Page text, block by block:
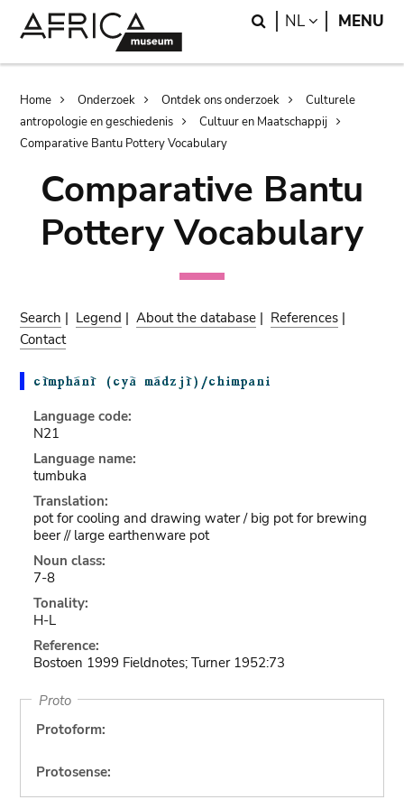
Search
NL LANGUAGE
MENU
Breadcrumb
Home Onderzoek Ontdek ons onderzoek
Culturele
antropologie en geschiedenis
Cultuur en Maatschappij
Comparative Bantu Pottery Vocabulary
Comparative Bantu
Pottery Vocabulary
Search | Legend |About the database | References |
Contact
Language code:
N21
Language name:
tumbuka
Translation:
pot for cooling and drawing water / big pot for brewing
beer // large earthenware pot
Noun class:
7-8
Tonality:
H-L
Reference:
Bostoen 1999 Fieldnotes; Turner 1952:73
Proto
Protoform:
Protosense: